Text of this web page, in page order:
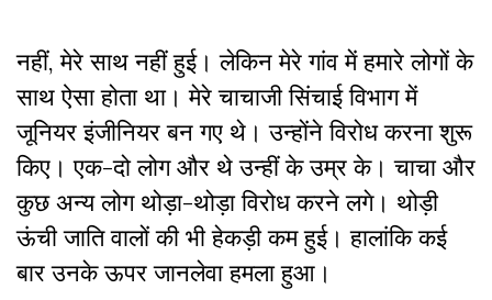
नहीं, मेरे साथ नहीं हुई। लेकिन मेरे गांव में हमारे लोगों के
साथ ऐसा होता था। मेरे चाचाजी सिंचाई विभाग में
जूनियर इंजीनियर बन गए थे। उन्होंने विरोध करना शुरू
किए। एक-दो लोग और थे उन्हीं के उम्र के। चाचा और
कुछ अन्य लोग थोड़ा-थोड़ा विरोध करने लगे। थोड़ी
ऊंची जाति वालों की भी हेकड़ी कम हुई। हालांकि कई
बार उनके ऊपर जानलेवा हमला हुआ।